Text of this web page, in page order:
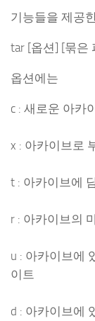
기능들을 제공
tar [옵션] [묶은
옵션에는
c : 새로운 아카
x : 아카이브로
t : 아카이브에
r : 아카이브의
u : 아카이브에
이트
d : 아카이브에